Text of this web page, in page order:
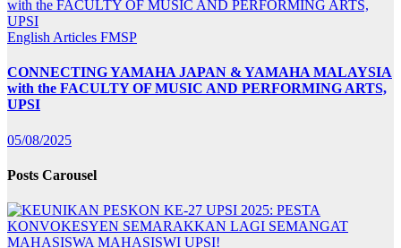
English Articles FMSP
CONNECTING YAMAHA JAPAN & YAMAHA MALAYSIA
with the FACULTY OF MUSIC AND PERFORMING ARTS,
UPSI
05/08/2025
Posts Carousel